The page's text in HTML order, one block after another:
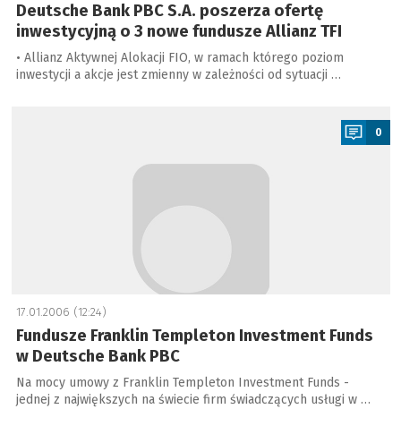
Deutsche Bank PBC S.A. poszerza ofertę
inwestycyjną o 3 nowe fundusze Allianz TFI
• Allianz Aktywnej Alokacji FIO, w ramach którego poziom
inwestycji a akcje jest zmienny w zależności od sytuacji …
0
17.01.2006 (12:24)
Fundusze Franklin Templeton Investment Funds
w Deutsche Bank PBC
Na mocy umowy z Franklin Templeton Investment Funds -
jednej z największych na świecie firm świadczących usługi w …